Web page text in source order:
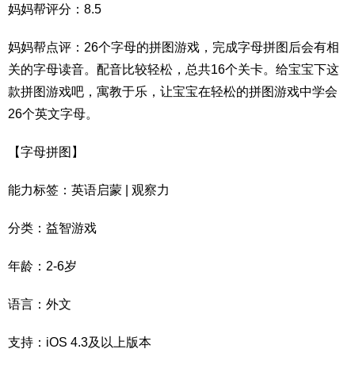
妈妈帮评分：8.5
妈妈帮点评：26个字母的拼图游戏，完成字母拼图后会有相
关的字母读音。配音比较轻松，总共16个关卡。给宝宝下这
款拼图游戏吧，寓教于乐，让宝宝在轻松的拼图游戏中学会
26个英文字母。
【字母拼图】
能力标签：英语启蒙 | 观察力
分类：益智游戏
年龄：2-6岁
语言：外文
支持：iOS 4.3及以上版本